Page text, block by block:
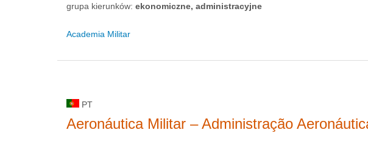
grupa kierunków: ekonomiczne, administracyjne
Academia Militar
PT
Aeronáutica Militar – Administração